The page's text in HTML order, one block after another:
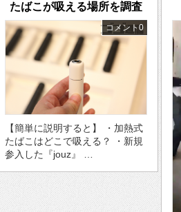
たばこが吸える場所を調査
コメント0
【簡単に説明すると】 ・加熱式
たばこはどこで吸える？ ・新規
参入した『jouz』 …